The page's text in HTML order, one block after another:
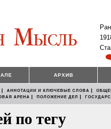
АРХИВ
| АННОТАЦИИ И КЛЮЧЕВЫЕ СЛОВА |
АРЕНА | ПОЛОЖЕНИЕ ДЕЛ |
по тегу